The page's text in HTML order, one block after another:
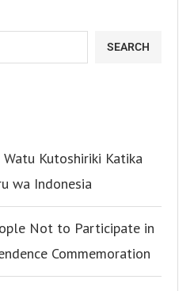
SEARCH
Kutoshiriki Katika
wa Indonesia
Not to Participate in
Commemoration